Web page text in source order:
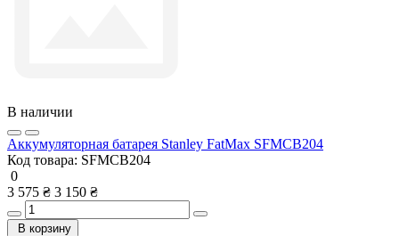
В наличии
Аккумуляторная батарея Stanley FatMax SFMCB204
Код товара: SFMCB204
0
3 575 ₴ 3 150 ₴
В корзину